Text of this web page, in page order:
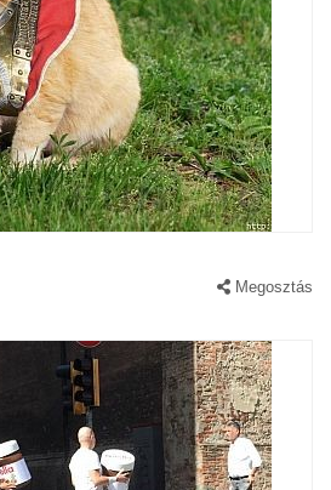
Megosztás